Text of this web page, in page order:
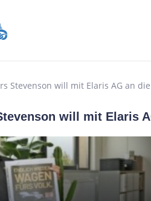
Stevenson will mit Elaris AG an
will mit Elaris